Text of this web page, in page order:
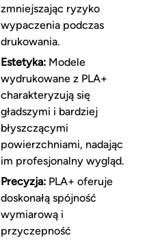
zmniejszając ryzyko
wypaczenia podczas
drukowania.
Estetyka:Modele
wydrukowane z PLA+
charakteryzują się
gładszymi i bardziej
błyszczącymi
powierzchniami, nadając
im profesjonalny wygląd.
Precyzja:PLA+ oferuje
doskonałą spójność
wymiarową i
przyczepność